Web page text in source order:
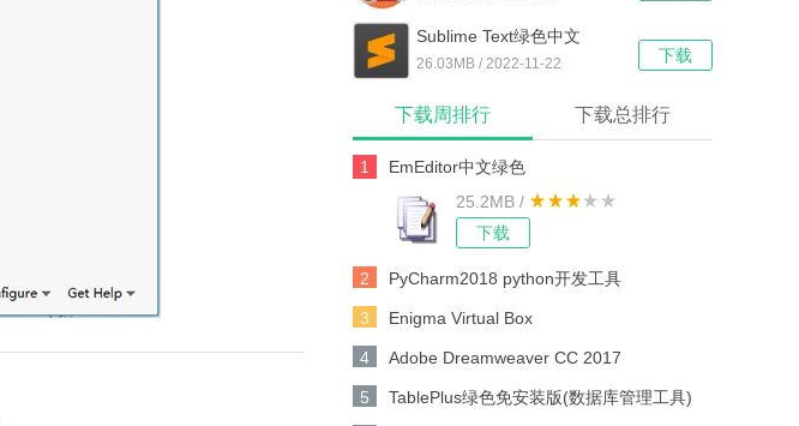
下载
Sublime Text绿色中文
26.03MB / 2022-11-22
下载周排行 下载总排行
1
EmEditor中文绿色
25.2MB /
下载
2 PyCharm2018 python开发工具
3 Enigma Virtual Box
4 Adobe Dreamweaver CC 2017
5 TablePlus绿色免安装版(数据库管理工具)